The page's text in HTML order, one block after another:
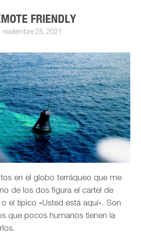
FRIENDLY
noviembre 25, 2021
en el globo terráqueo que me
de los dos figura el cartel de
el típico «Usted está aquí». Son
que pocos humanos tienen la